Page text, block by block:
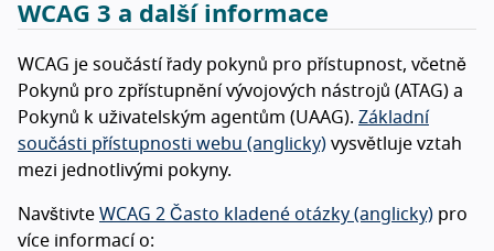
WCAG 3 a další informace
WCAG je součástí řady pokynů pro přístupnost, včetně
Pokynů pro zpřístupnění vývojových nástrojů (ATAG) a
Pokynů k uživatelským agentům (UAAG). Základní
součásti přístupnosti webu (anglicky) vysvětluje vztah
mezi jednotlivými pokyny.
Navštivte WCAG 2 Často kladené otázky (anglicky) pro
více informací o: